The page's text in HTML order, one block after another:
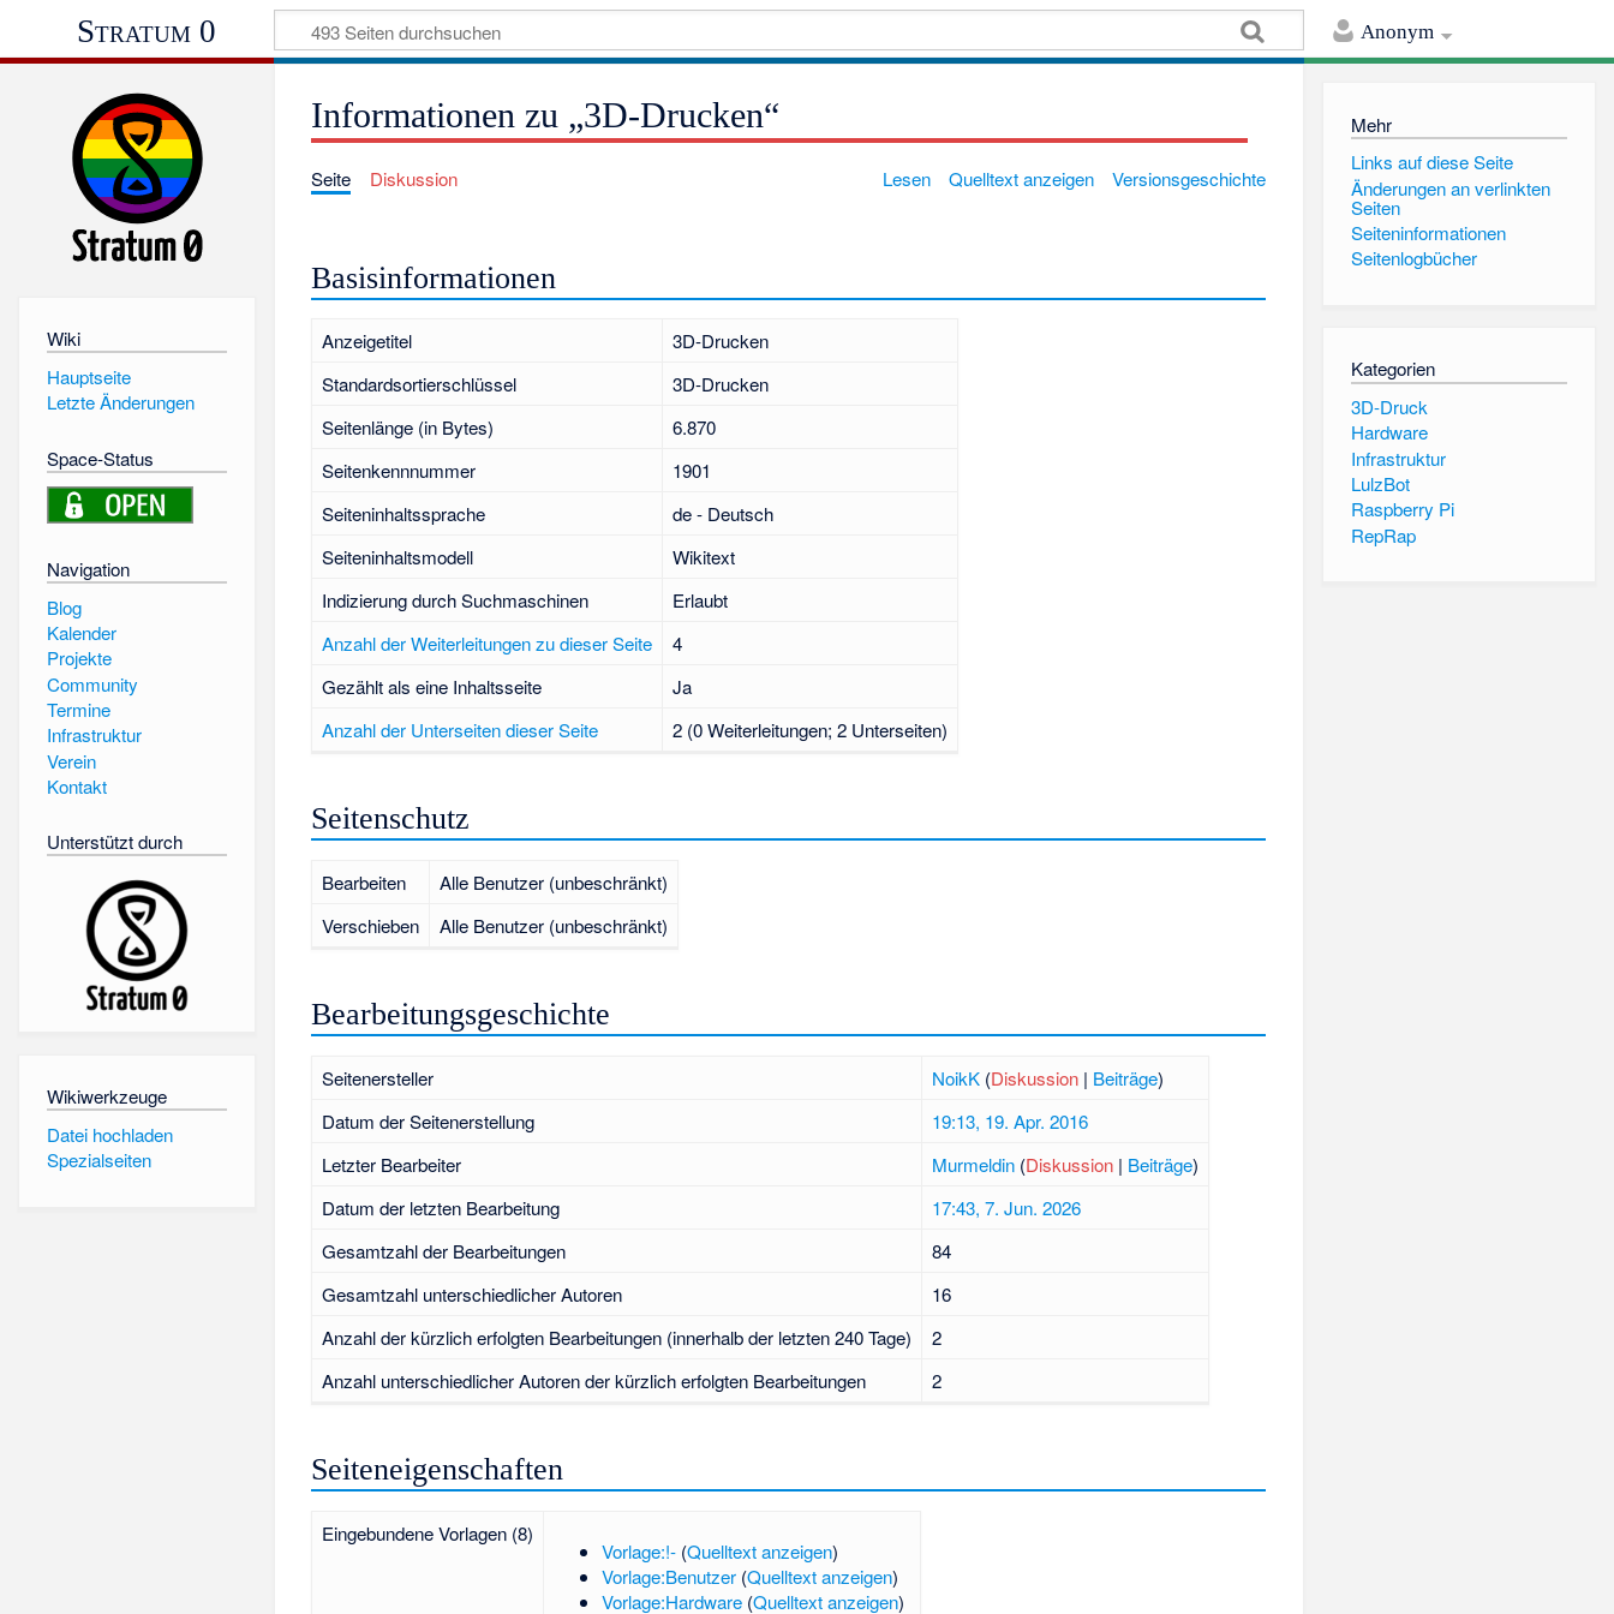
Anonym
Stratum 0
Wiki
Hauptseite
Letzte Änderungen
Space-Status
Navigation
Blog
Kalender
Projekte
Community
Termine
Infrastruktur
Verein
Kontakt
Unterstützt durch
Wikiwerkzeuge
Datei hochladen
Spezialseiten
Mehr
Links auf diese Seite
Änderungen an verlinkten
Seiten
Seiten­informationen
Seitenlogbücher
Kategorien
3D-Druck
Hardware
Infrastruktur
LulzBot
Raspberry Pi
RepRap
Informationen zu „3D-Drucken“
Seite Diskussion Lesen Quelltext anzeigen Versionsgeschichte
Basisinformationen
Anzeigetitel
3D-Drucken
Standardsortierschlüssel
3D-Drucken
Seitenlänge (in Bytes)
6.870
Seitenkennnummer
1901
Seiteninhaltssprache
de - Deutsch
Seiteninhaltsmodell
Wikitext
Indizierung durch Suchmaschinen
Erlaubt
Anzahl der Weiterleitungen zu dieser Seite
4
Gezählt als eine Inhaltsseite
Ja
Anzahl der Unterseiten dieser Seite
2 (0 Weiterleitungen; 2 Unterseiten)
Seitenschutz
Bearbeiten
Alle Benutzer (unbeschränkt)
Verschieben
Alle Benutzer (unbeschränkt)
Bearbeitungsgeschichte
Seitenersteller NoikK (Diskussion| Beiträge)
Datum der Seitenerstellung
19:13, 19. Apr. 2016
Letzter Bearbeiter
Murmeldin (Diskussion| Beiträge)
Datum der letzten Bearbeitung
17:43, 7. Jun. 2026
Gesamtzahl der Bearbeitungen
84
Gesamtzahl unterschiedlicher Autoren
16
Anzahl der kürzlich erfolgten Bearbeitungen (innerhalb der letzten 240 Tage)
2
Anzahl unterschiedlicher Autoren der kürzlich erfolgten Bearbeitungen
2
Seiteneigenschaften
Eingebundene Vorlagen (8)
Vorlage:!-(Quelltext anzeigen)
Vorlage:Benutzer(Quelltext anzeigen)
Vorlage:Hardware(Quelltext anzeigen)